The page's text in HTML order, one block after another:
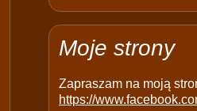
p
y
Moje strony
Zapraszam na moją
https://